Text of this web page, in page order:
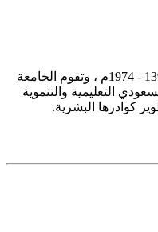
تأسست جامعة الإمام محمد بن سعود الإسلامية ممثلة في كلية الشريعة في سنة 1373هـ 1953م، وتطورت منذ ذلك الحين بصورة جذرية حتى أصبحت جامعة في عام 1394 - 1974م ، وتقوم الجامعة
التعليمية والتنموية
كوادرها البشرية.